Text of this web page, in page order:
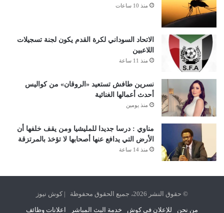
منذ 10 ساعات
الاتحاد السوداني لكرة القدم يكون لجنة تسجيلات
اللاعبين
منذ 11 ساعة
نسرين طافش تستعيد «الروقان» من كواليس
أحدث أعمالها الغنائية
منذ يومين
مناوي : درسا جديدا للمليشيا ومن يقف خلفها أن
الأرض التي يدافع عنها أصحابها لا تؤخذ بالمرتزقة
منذ 14 ساعة
© حقوق النشر 2026، جميع الحقوق محفوظة | كوش نيوز
من نحن للإعلان في كوش خدمة البث المباشر اعلانات وظائف